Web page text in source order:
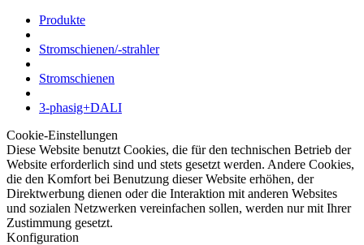
Produkte
Stromschienen/-strahler
Stromschienen
3-phasig+DALI
Cookie-Einstellungen
Diese Website benutzt Cookies, die für den technischen Betrieb der
Website erforderlich sind und stets gesetzt werden. Andere Cookies,
die den Komfort bei Benutzung dieser Website erhöhen, der
Direktwerbung dienen oder die Interaktion mit anderen Websites
und sozialen Netzwerken vereinfachen sollen, werden nur mit Ihrer
Zustimmung gesetzt.
Konfiguration